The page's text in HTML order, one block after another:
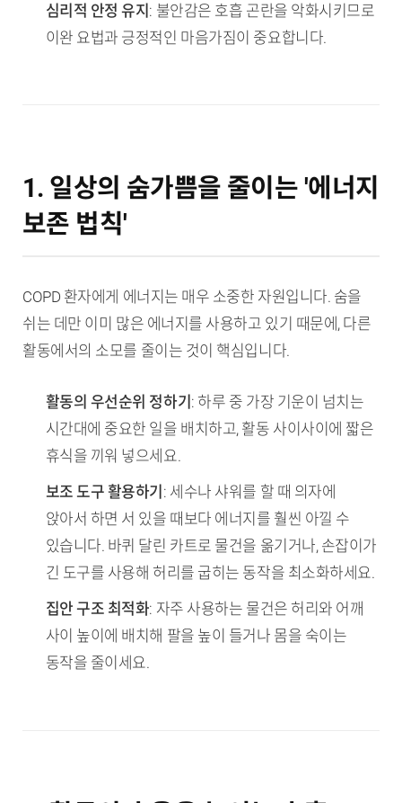
심리적 안정 유지 : 불안감은 호흡 곤란을 악화시키므로
이완 요법과 긍정적인 마음가짐이 중요합니다.
1. 일상의 숨가쁨을 줄이는 '에너지
보존 법칙'
COPD 환자에게 에너지는 매우 소중한 자원입니다. 숨을
쉬는 데만 이미 많은 에너지를 사용하고 있기 때문에, 다른
활동에서의 소모를 줄이는 것이 핵심입니다.
활동의 우선순위 정하기 : 하루 중 가장 기운이 넘치는
시간대에 중요한 일을 배치하고, 활동 사이사이에 짧은
휴식을 끼워 넣으세요.
보조 도구 활용하기 : 세수나 샤워를 할 때 의자에
앉아서 하면 서 있을 때보다 에너지를 훨씬 아낄 수
있습니다. 바퀴 달린 카트로 물건을 옮기거나, 손잡이가
긴 도구를 사용해 허리를 굽히는 동작을 최소화하세요.
집안 구조 최적화: 자주 사용하는 물건은 허리와 어깨
사이 높이에 배치해 팔을 높이 들거나 몸을 숙이는
동작을 줄이세요.